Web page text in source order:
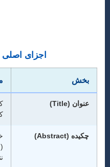
اجزای
بخش
عنوان (Title)
چکیده (Abstract)